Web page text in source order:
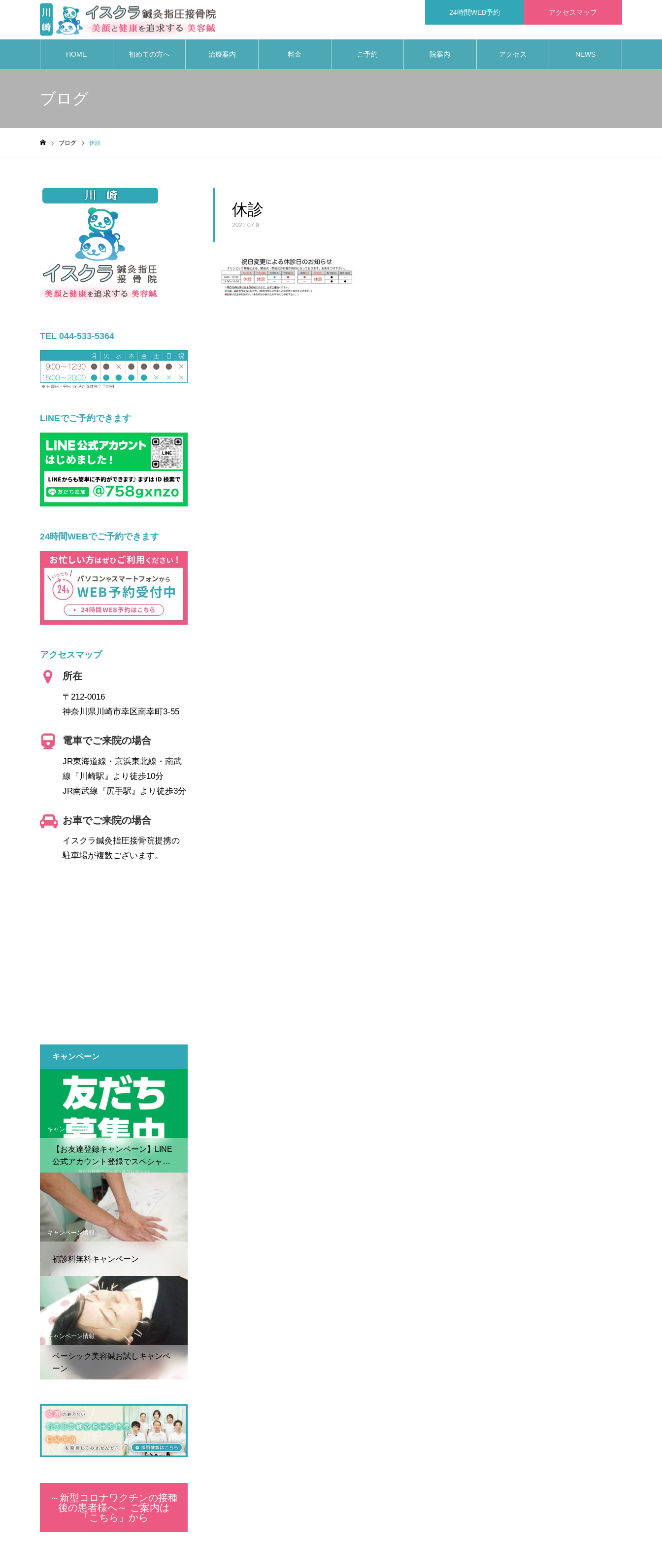
24時間WEB予約 アクセスマップ
HOME 初めての方へ 治療案内 料金 ご予約 院案内 アクセス NEWS
ブログ
ブログ 休診
休診
2021.07.9
TEL 044-533-5364
LINEでご予約できます
24時間WEBでご予約できます
アクセスマップ
所在
〒212-0016
神奈川県川崎市幸区南幸町3-55
電車でご来院の場合
JR東海道線・京浜東北線・南武
線『川崎駅』より徒歩10分
JR南武線『尻手駅』より徒歩3分
お車でご来院の場合
イスクラ鍼灸指圧接骨院提携の
駐車場が複数ございます。
キャンペーン
キャンペーン情報
【お友達登録キャンペーン】LINE
公式アカウント登録でスペシャル
クーポン配布中！
キャンペーン情報
初診料無料キャンペーン
キャンペーン情報
ベーシック美容鍼お試しキャンペ
ーン
～新型コロナワクチンの接種
後の患者様へ～ ご案内は
「こちら」から